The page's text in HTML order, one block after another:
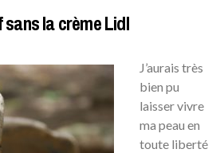
sans la crème Lidl
J’aurais très
bien pu
laisser vivre
ma peau en
toute liberté